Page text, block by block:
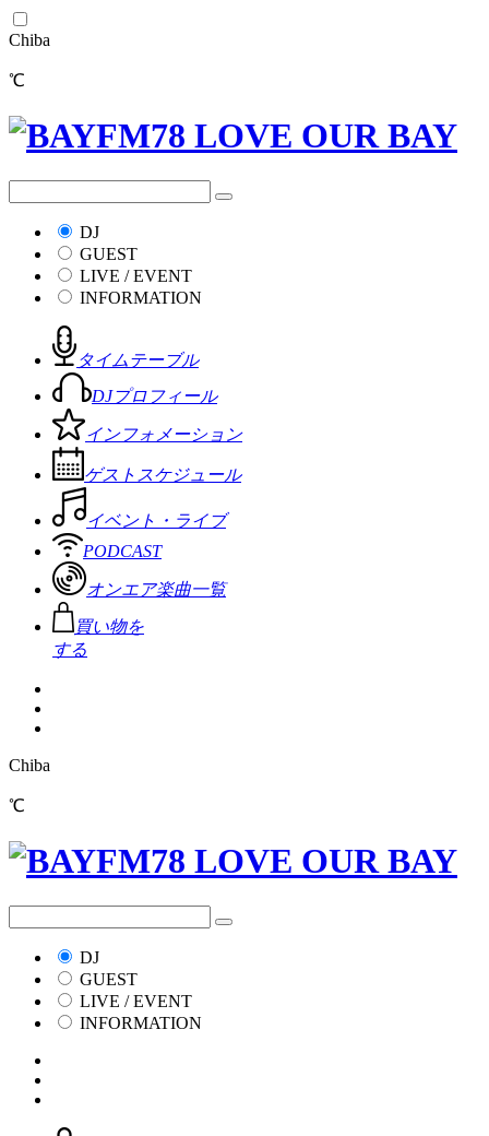
Chiba
℃
DJ
GUEST
LIVE / EVENT
INFORMATION
タイムテーブル
DJプロフィール
インフォメーション
ゲストスケジュール
イベント・ライブ
PODCAST
オンエア楽曲一覧
買い物を
する
Chiba
℃
DJ
GUEST
LIVE / EVENT
INFORMATION